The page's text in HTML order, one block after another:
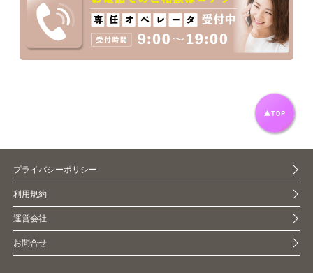
プライバシーポリシー
利用規約
運営会社
お問合せ